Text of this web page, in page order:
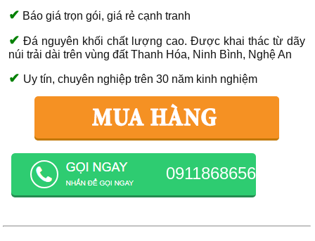
✔ Báo giá trọn gói, giá rẻ cạnh tranh
✔ Đá nguyên khối chất lượng cao. Được khai thác từ dãy
núi trải dài trên vùng đất Thanh Hóa, Ninh Bình, Nghệ An
✔ Uy tín, chuyên nghiệp trên 30 năm kinh nghiệm
0911868656